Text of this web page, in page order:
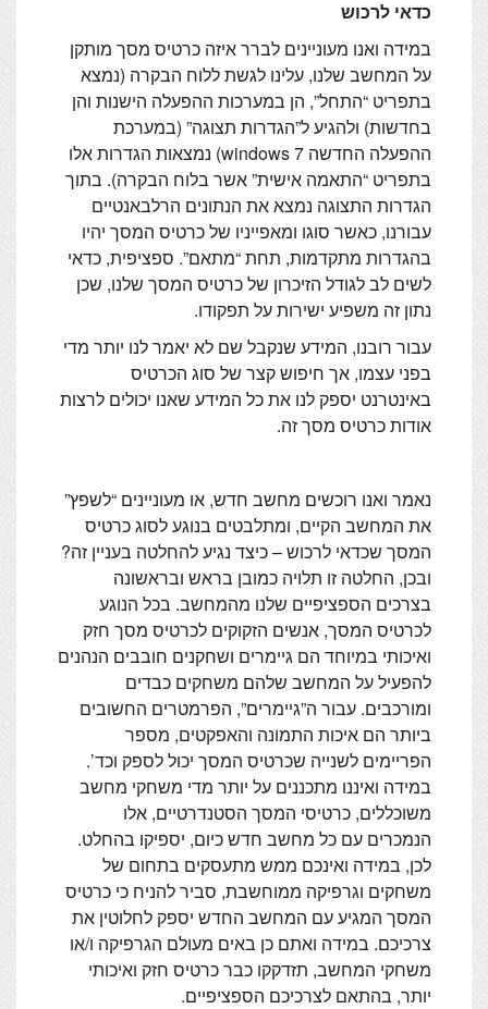
כדאי לרכוש
במידה ואנו מעוניינים לברר איזה כרטיס מסך מותקן
על המחשב שלנו, עלינו לגשת ללוח הבקרה (נמצא
בתפריט “התחל”, הן במערכות ההפעלה הישנות והן
בחדשות) ולהגיע ל”הגדרות תצוגה” (במערכת
ההפעלה החדשה windows 7) נמצאות הגדרות אלו
בתפריט “התאמה אישית” אשר בלוח הבקרה). בתוך
הגדרות התצוגה נמצא את הנתונים הרלבאנטיים
עבורנו, כאשר סוגו ומאפייניו של כרטיס המסך יהיו
בהגדרות מתקדמות, תחת “מתאם”. ספציפית, כדאי
לשים לב לגודל הזיכרון של כרטיס המסך שלנו, שכן
נתון זה משפיע ישירות על תפקודו.
עבור רובנו, המידע שנקבל שם לא יאמר לנו יותר מדי
בפני עצמו, אך חיפוש קצר של סוג הכרטיס
באינטרנט יספק לנו את כל המידע שאנו יכולים לרצות
אודות כרטיס מסך זה.
נאמר ואנו רוכשים מחשב חדש, או מעוניינים “לשפץ”
את המחשב הקיים, ומתלבטים בנוגע לסוג כרטיס
המסך שכדאי לרכוש – כיצד נגיע להחלטה בעניין זה?
ובכן, החלטה זו תלויה כמובן בראש ובראשונה
בצרכים הספציפיים שלנו מהמחשב. בכל הנוגע
לכרטיס המסך, אנשים הזקוקים לכרטיס מסך חזק
ואיכותי במיוחד הם גיימרים ושחקנים חובבים הנהנים
להפעיל על המחשב שלהם משחקים כבדים
ומורכבים. עבור ה”גיימרים”, הפרמטרים החשובים
ביותר הם איכות התמונה והאפקטים, מספר
הפריימים לשנייה שכרטיס המסך יכול לספק וכד’.
במידה ואיננו מתכננים על יותר מדי משחקי מחשב
משוכללים, כרטיסי המסך הסטנדרטיים, אלו
הנמכרים עם כל מחשב חדש כיום, יספיקו בהחלט.
לכן, במידה ואינכם ממש מתעסקים בתחום של
משחקים וגרפיקה ממוחשבת, סביר להניח כי כרטיס
המסך המגיע עם המחשב החדש יספק לחלוטין את
צרכיכם. במידה ואתם כן באים מעולם הגרפיקה ו/או
משחקי המחשב, תזדקקו כבר כרטיס חזק ואיכותי
יותר, בהתאם לצרכיכם הספציפיים.